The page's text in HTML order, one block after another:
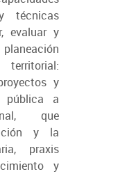
técnicas
evaluar y
y
pública a
que
y la
praxis
y